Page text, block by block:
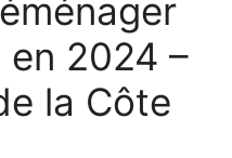
en 2024 –
la Côte